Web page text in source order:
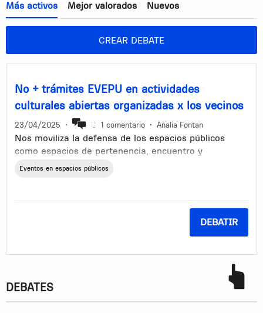
Más activos Mejor valorados Nuevos
CREAR DEBATE
No + trámites EVEPU en actividades
culturales abiertas organizadas x los vecinos
23/04/2025 • 1 comentario • Analia Fontan
Nos moviliza la defensa de los espacios públicos
como espacios de pertenencia, encuentro y
participación, así como la accesibilidad a la cultura
🆘 Los espacios públicos han sido acaparados por el
sistema estatal que con el argumento de mantener la
convivencia, impone a través de sus instituciones una
permiso, activando una larga cadena burocrática de
formularios, pago de timbres y autorizaciones, para el
uso de espacios que nos pertenecen a todos y todas
Eventos en espacios públicos
DEBATIR
DEBATES